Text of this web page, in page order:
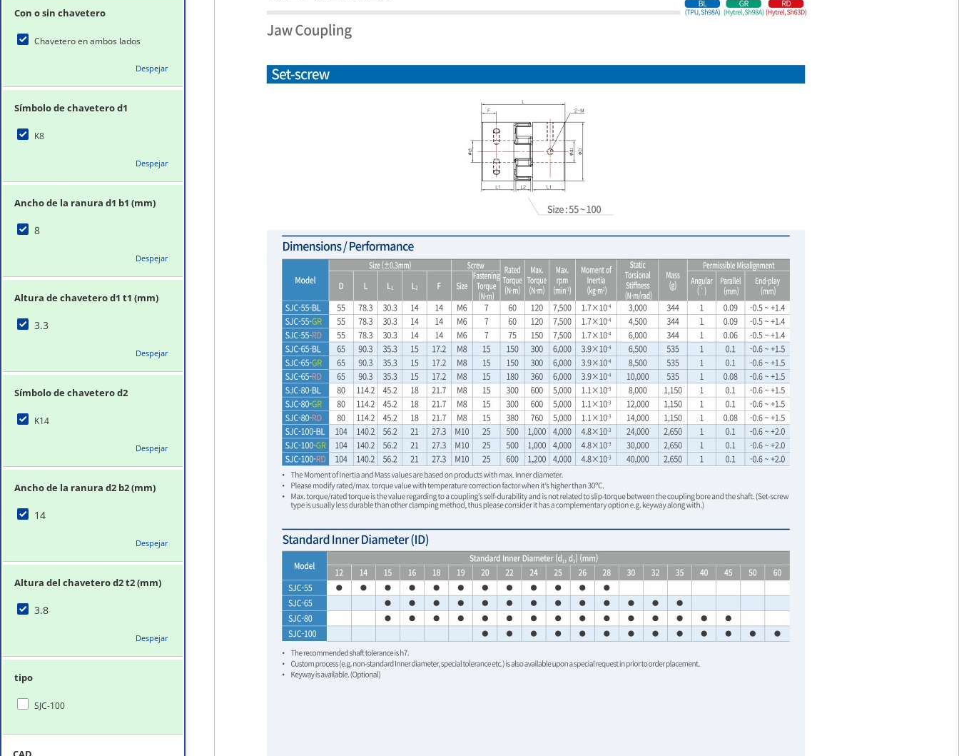
Con o sin chavetero
Chavetero en ambos lados
Despejar
Símbolo de chavetero d1
K8
Despejar
Ancho de la ranura d1 b1 (mm)
8
Despejar
Altura de chavetero d1 t1 (mm)
3.3
Despejar
Símbolo de chavetero d2
K14
Despejar
Ancho de la ranura d2 b2 (mm)
14
Despejar
Altura del chavetero d2 t2 (mm)
3.8
Despejar
tipo
SJC-100